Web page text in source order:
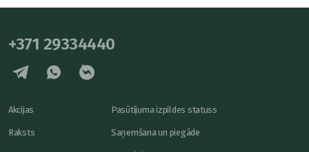
+371 29334440
Akcijas
Raksts
Pasūtījuma izpildes statuss
Saņemšana un piegāde